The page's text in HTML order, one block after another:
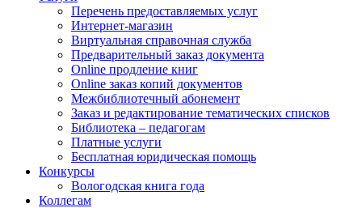
Перечень предоставляемых услуг
Интернет-магазин
Виртуальная справочная служба
Предварительный заказ документа
Online продление книг
Online заказ копий документов
Межбиблиотечный абонемент
Заказ и редактирование тематических списков
Библиотека – педагогам
Платные услуги
Бесплатная юридическая помощь
Конкурсы
Вологодская книга года
Коллегам